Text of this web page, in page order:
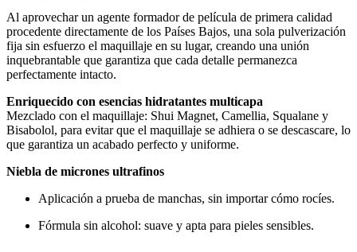
Al aprovechar un agente formador de película de primera calidad
procedente directamente de los Países Bajos, una sola pulverización
fija sin esfuerzo el maquillaje en su lugar, creando una unión
inquebrantable que garantiza que cada detalle permanezca
perfectamente intacto.
Enriquecido con esencias hidratantes multicapa
Mezclado con el maquillaje: Shui Magnet, Camellia, Squalane y
Bisabolol, para evitar que el maquillaje se adhiera o se descascare, lo
que garantiza un acabado perfecto y uniforme.
Niebla de micrones ultrafinos
Aplicación a prueba de manchas, sin importar cómo rocíes.
Fórmula sin alcohol: suave y apta para pieles sensibles.